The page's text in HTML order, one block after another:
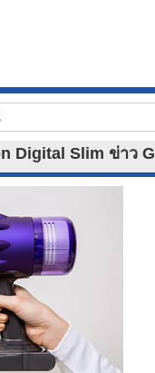
Digital Slim ข่าว